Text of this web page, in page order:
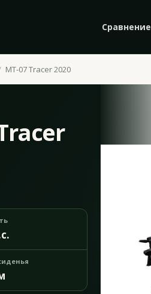
Сравнение
MT-07 Tracer 2020